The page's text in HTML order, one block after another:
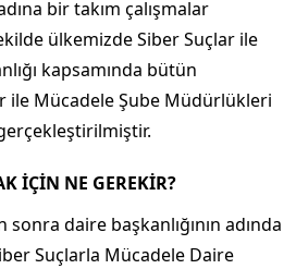
bir takım çalışmalar
ülkemizde Siber Suçlar ile
kapsamında bütün
ile Mücadele Şube Müdürlükleri
İÇİN NE GEREKİR?
sonra daire başkanlığının adında
Suçlarla Mücadele Daire